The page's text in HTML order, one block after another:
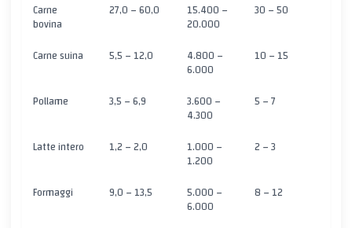
Carne
bovina
27,0 – 60,0 15.400 –
20.000
30 – 50
Carne suina 5,5 – 12,0 4.800 –
6.000
10 – 15
Pollame 3,5 – 6,9 3.600 –
4.300
5 – 7
Latte intero 1,2 – 2,0 1.000 –
1.200
2 – 3
Formaggi 9,0 – 13,5 5.000 –
6.000
8 – 12